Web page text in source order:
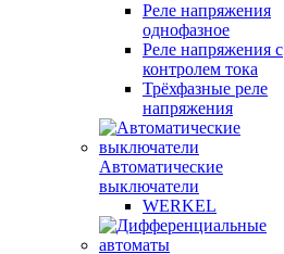
Реле напряжения
однофазное
Реле напряжения с
контролем тока
Трёхфазные реле
напряжения
Автоматические
выключатели
WERKEL